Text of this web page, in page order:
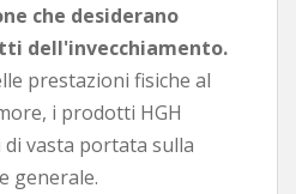
che desiderano
dell'invecchiamento.
prestazioni fisiche al
i prodotti HGH
vasta portata sulla
generale.